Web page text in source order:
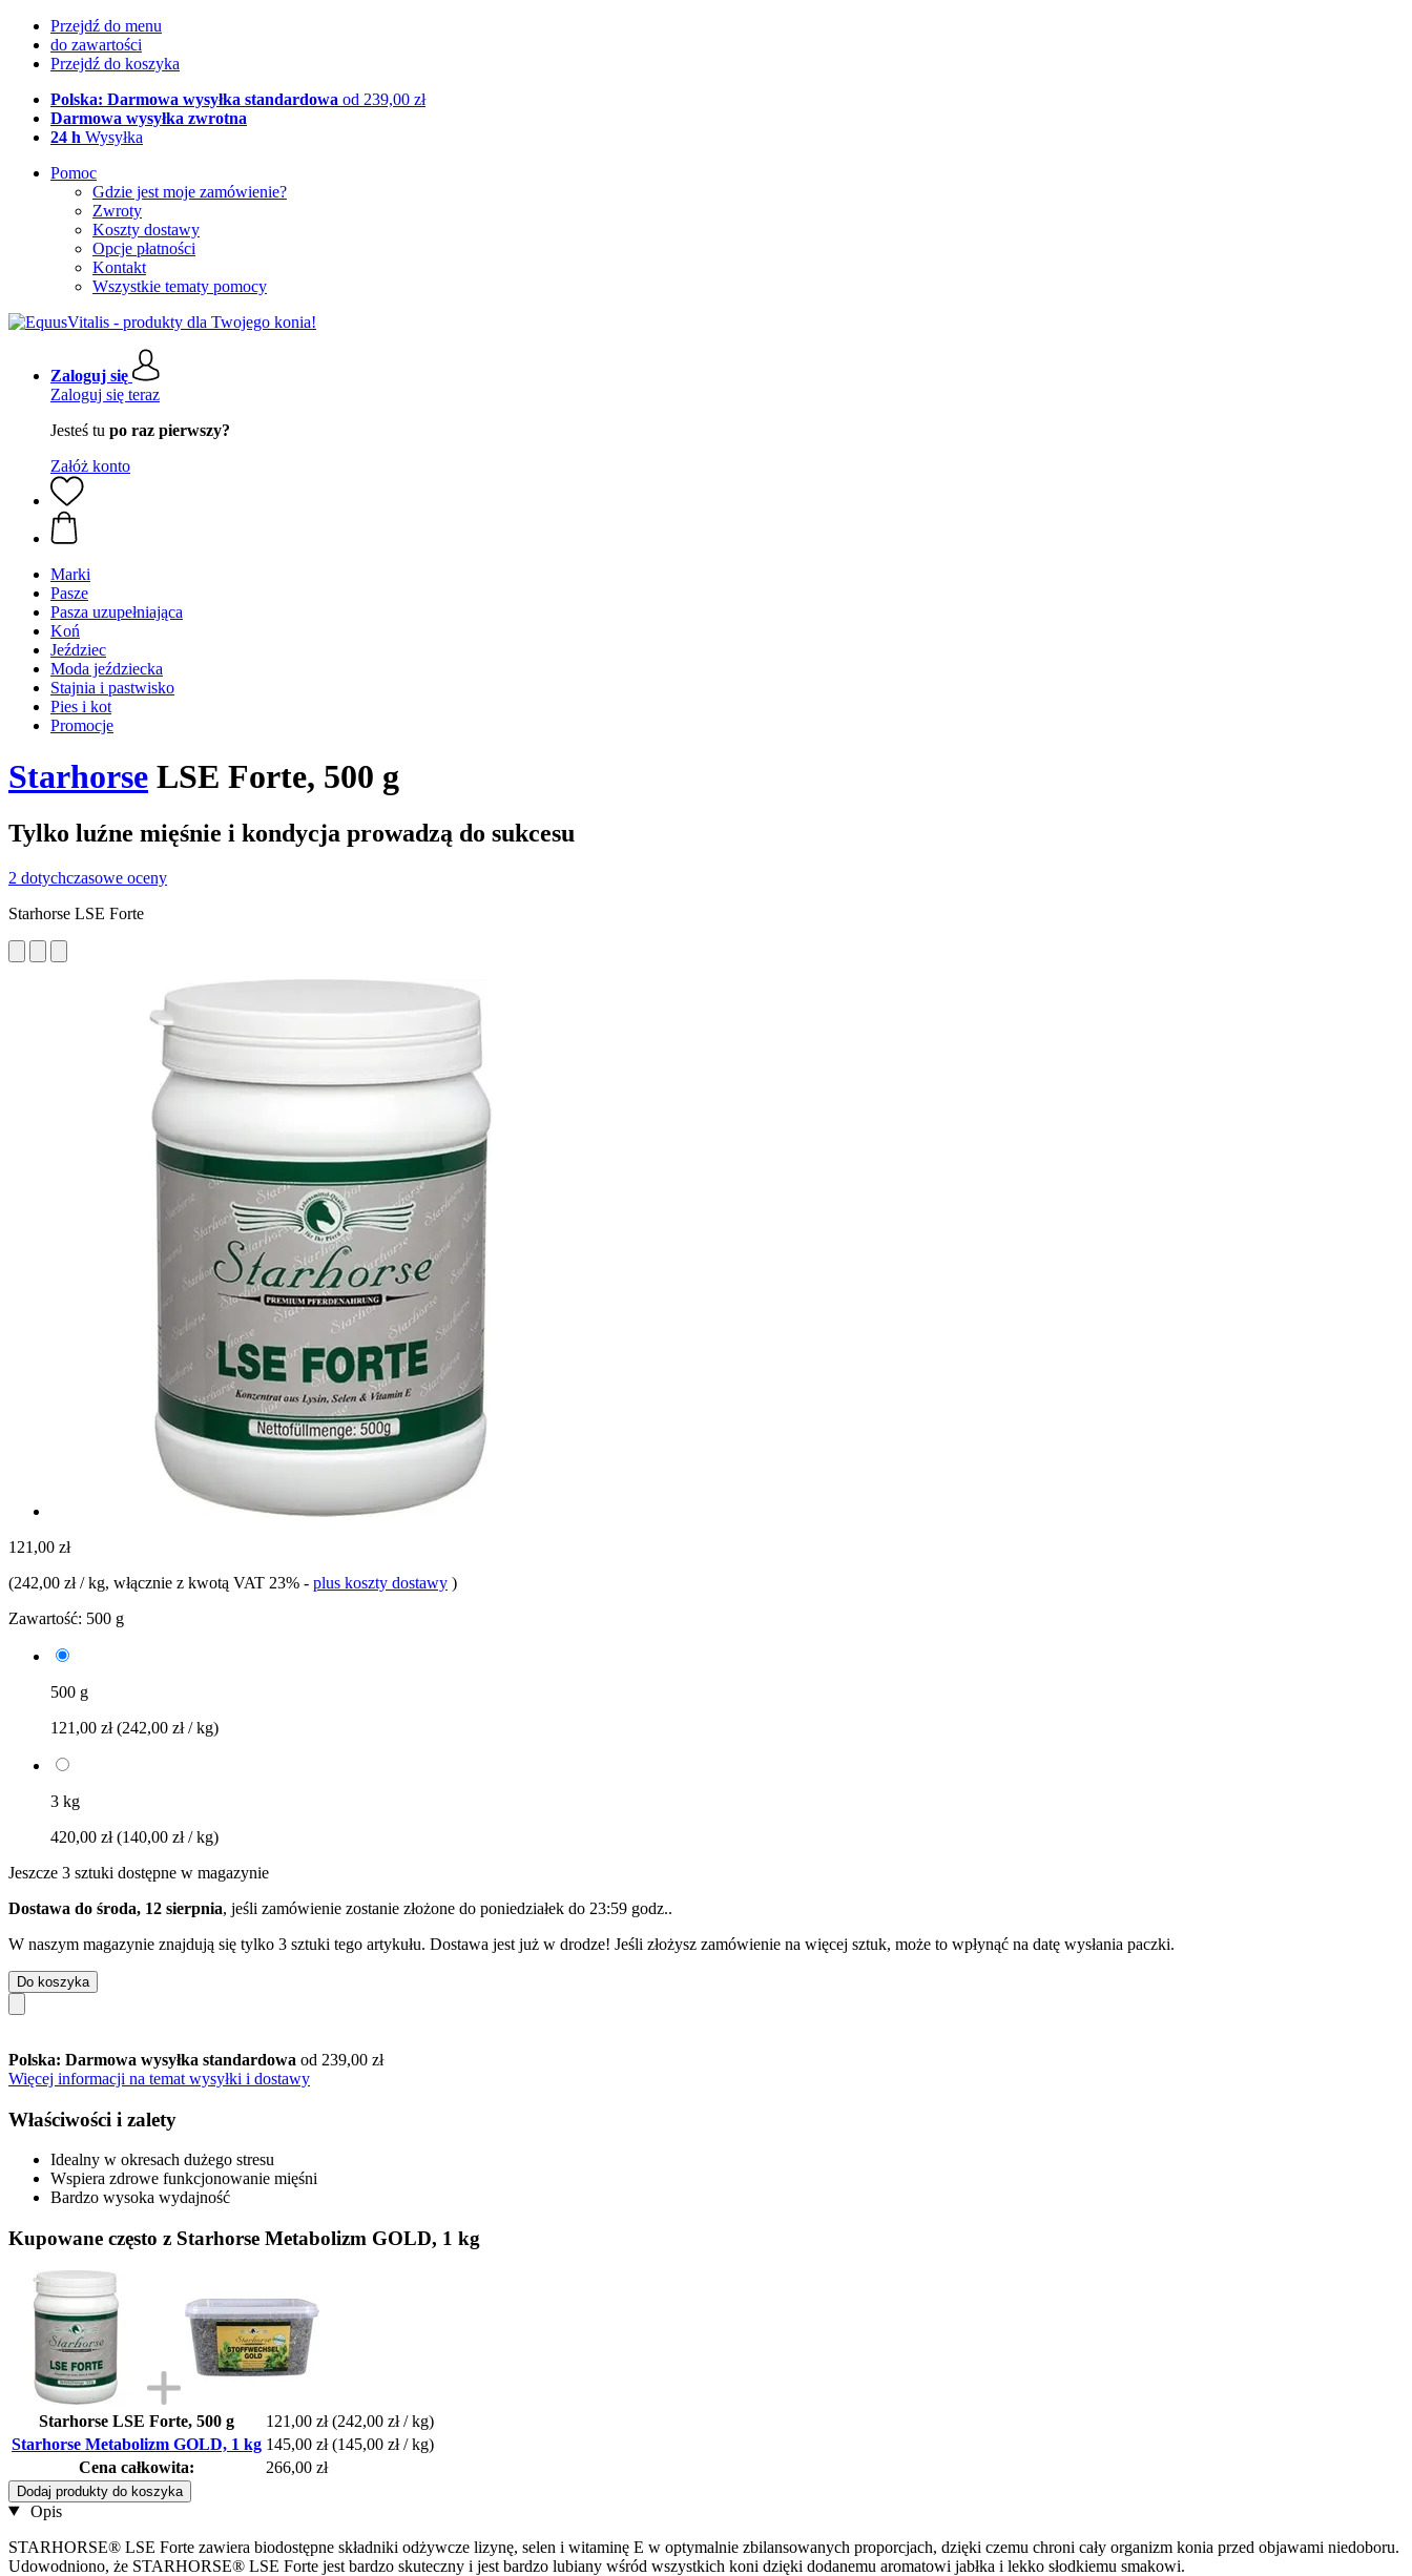
Przejdź do menu
do zawartości
Przejdź do koszyka
Polska: Darmowa wysyłka standardowa od 239,00 zł
Darmowa wysyłka zwrotna
24 h Wysyłka
Pomoc
Gdzie jest moje zamówienie?
Zwroty
Koszty dostawy
Opcje płatności
Kontakt
Wszystkie tematy pomocy
Zaloguj się
Zaloguj się teraz
Jesteś tu po raz pierwszy?
Załóż konto
Marki
Pasze
Pasza uzupełniająca
Koń
Jeździec
Moda jeździecka
Stajnia i pastwisko
Pies i kot
Promocje
Starhorse LSE Forte, 500 g
Tylko luźne mięśnie i kondycja prowadzą do sukcesu
2 dotychczasowe oceny
Starhorse LSE Forte
121,00 zł
(242,00 zł / kg, włącznie z kwotą VAT 23% - plus koszty dostawy )
Zawartość: 500 g
500 g
121,00 zł(242,00 zł / kg)
3 kg
420,00 zł(140,00 zł / kg)
Jeszcze 3 sztuki dostępne w magazynie
Dostawa do środa, 12 sierpnia, jeśli zamówienie zostanie złożone do poniedziałek do 23:59 godz..
W naszym magazynie znajdują się tylko 3 sztuki tego artykułu. Dostawa jest już w drodze! Jeśli złożysz zamówienie na więcej sztuk, może to wpłynąć na datę wysłania paczki.
Do koszyka
Polska: Darmowa wysyłka standardowa od 239,00 zł
Więcej informacji na temat wysyłki i dostawy
Właściwości i zalety
Idealny w okresach dużego stresu
Wspiera zdrowe funkcjonowanie mięśni
Bardzo wysoka wydajność
Kupowane często z Starhorse Metabolizm GOLD, 1 kg
Starhorse LSE Forte, 500 g 121,00 zł (242,00 zł / kg)
Starhorse Metabolizm GOLD, 1 kg 145,00 zł (145,00 zł / kg)
Cena całkowita:
266,00 zł
Dodaj produkty do koszyka
Opis
STARHORSE® LSE Forte zawiera biodostępne składniki odżywcze lizynę, selen i witaminę E w optymalnie zbilansowanych proporcjach, dzięki czemu chroni cały organizm konia przed objawami niedoboru.
Udowodniono, że STARHORSE® LSE Forte jest bardzo skuteczny i jest bardzo lubiany wśród wszystkich koni dzięki dodanemu aromatowi jabłka i lekko słodkiemu smakowi.